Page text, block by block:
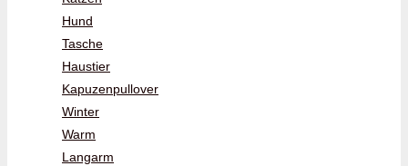
Hund
Tasche
Haustier
Kapuzenpullover
Winter
Warm
Langarm